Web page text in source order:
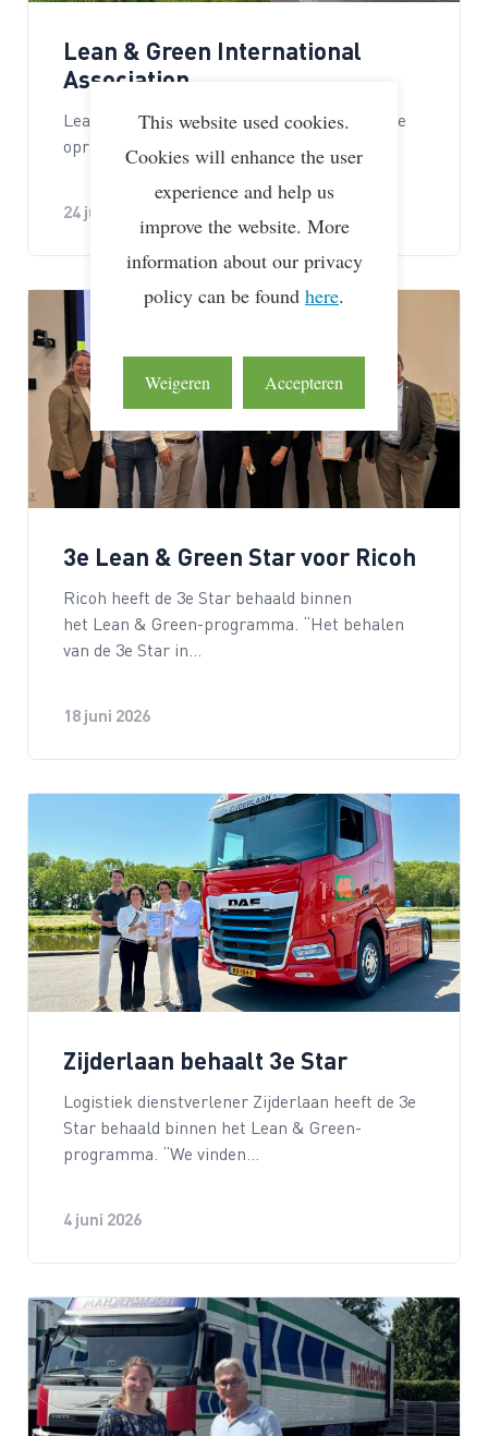
Lean & Green International
Association
Lean & Green gaat een nieuwe fase in met de
oprichting van de Lean &…
24 juni 2026
3e Lean & Green Star voor Ricoh
Ricoh heeft de 3e Star behaald binnen
het Lean & Green-programma. “Het behalen
van de 3e Star in…
18 juni 2026
Zijderlaan behaalt 3e Star
Logistiek dienstverlener Zijderlaan heeft de 3e
Star behaald binnen het Lean & Green-
programma. “We vinden…
4 juni 2026
This website used cookies.
Cookies will enhance the user
experience and help us
improve the website. More
information about our privacy
policy can be found here.
Weigeren Accepteren